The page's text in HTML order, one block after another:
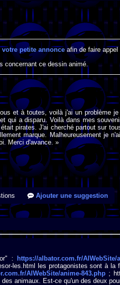
votre petite annonceafin de faire appel
concernant ce dessin animé.
et à toutes, voilà j'ai un problème
qui a disparu. Voilà dans mes
pirates. J'ai cherché partout sur
marque. Malheureusement je
Merci d'avance. »
Ajouter une suggestion
:
https://albator.com.fr/AlWebSite/
les.html les protagonistes sont à
AlWebSite/anime-843.php;
animaux. Est-ce qu'un des deux